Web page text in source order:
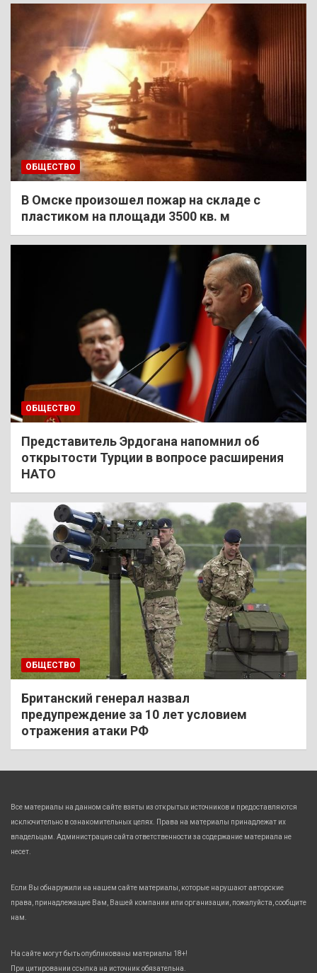
ОБЩЕСТВО
В Омске произошел пожар на складе с
пластиком на площади 3500 кв. м
ОБЩЕСТВО
Представитель Эрдогана напомнил об
открытости Турции в вопросе расширения
НАТО
ОБЩЕСТВО
Британский генерал назвал
предупреждение за 10 лет условием
отражения атаки РФ
Все материалы на данном сайте взяты из открытых источников и предоставляются
исключительно в ознакомительных целях. Права на материалы принадлежат их
владельцам. Администрация сайта ответственности за содержание материала не
несет.
Если Вы обнаружили на нашем сайте материалы, которые нарушают авторские
права, принадлежащие Вам, Вашей компании или организации, пожалуйста, сообщите
нам.
На сайте могут быть опубликованы материалы 18+!
При цитировании ссылка на источник обязательна.